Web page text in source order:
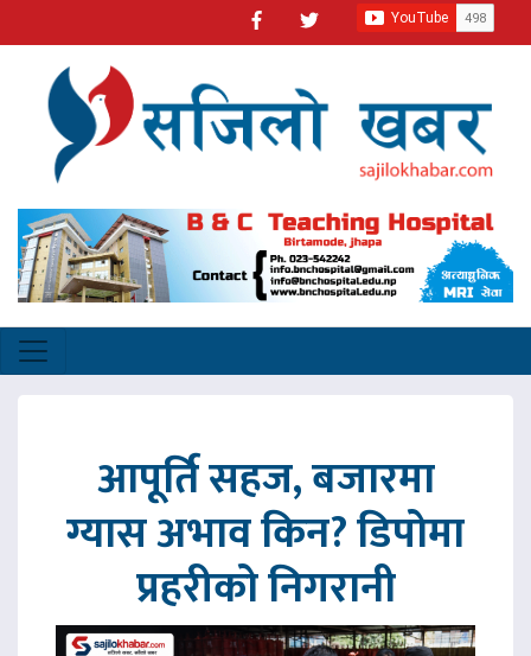
आपूर्ति सहज, बजारमा
ग्यास अभाव किन? डिपोमा
प्रहरीको निगरानी